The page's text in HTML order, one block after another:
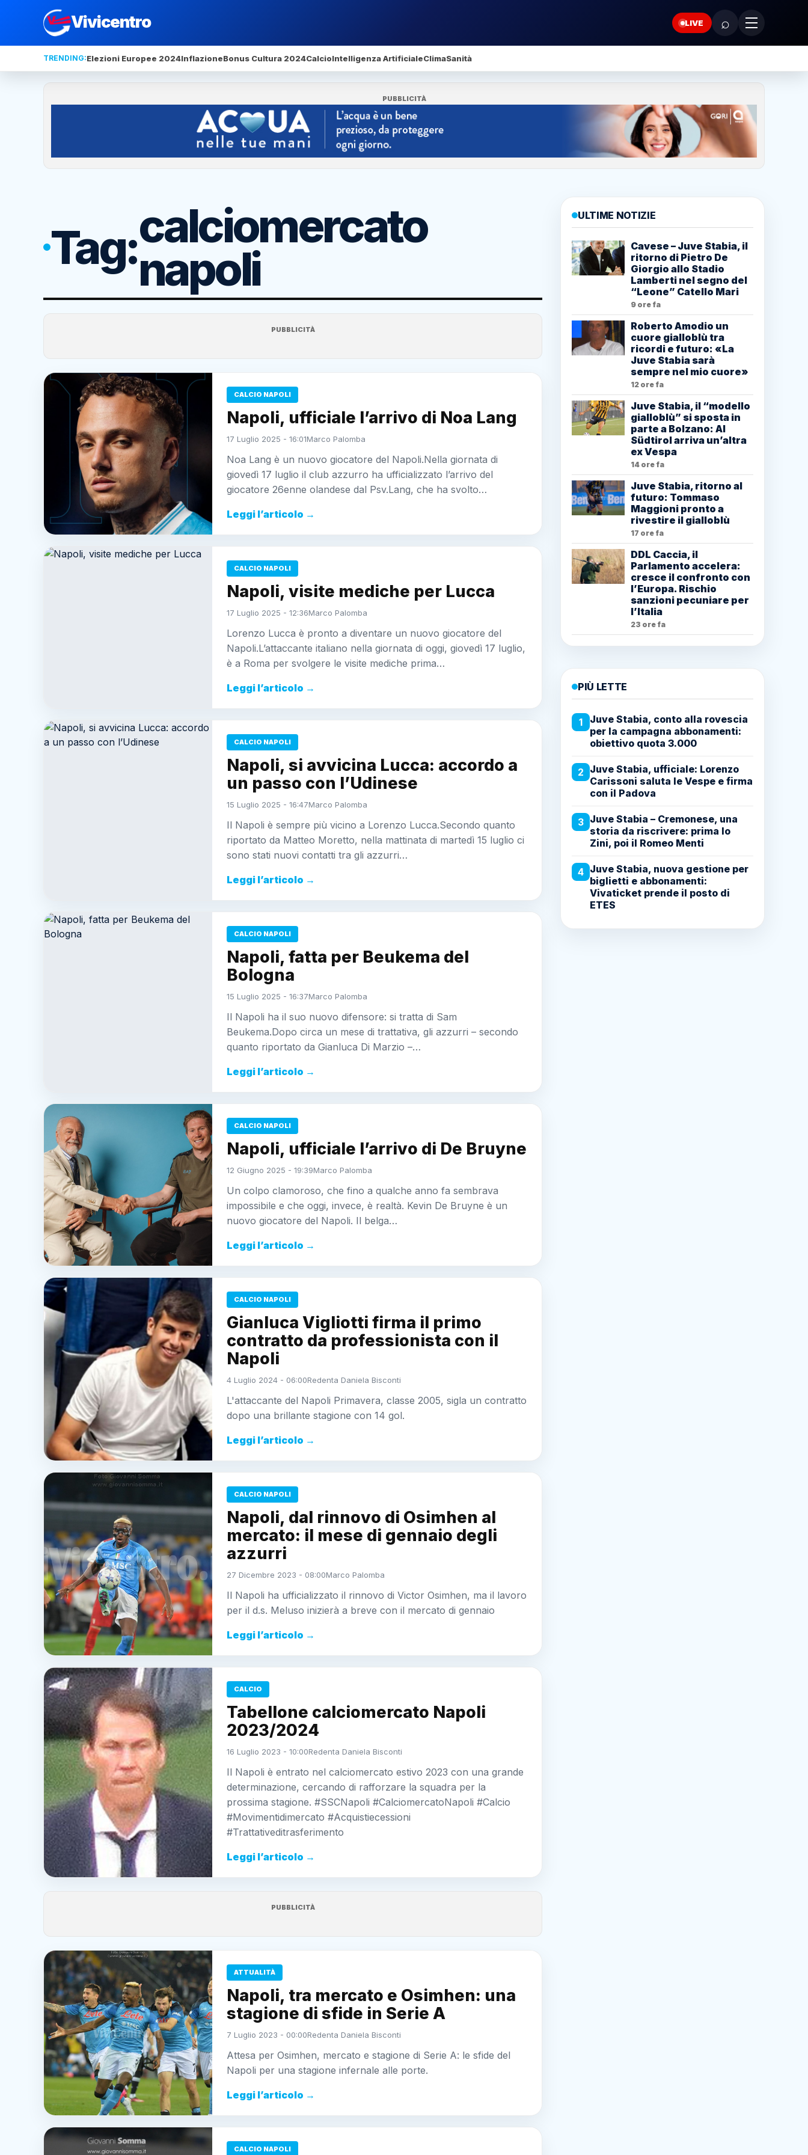
Vivicentro LIVE ⌕
TRENDING:Elezioni Europee 2024InflazioneBonus Cultura 2024CalcioIntelligenza ArtificialeClimaSanità
PUBBLICITÀ
Tag:calciomercato
napoli
PUBBLICITÀ
CALCIO NAPOLI
Napoli, ufficiale l’arrivo di Noa Lang
17 Luglio 2025 - 16:01Marco Palomba
Noa Lang è un nuovo giocatore del Napoli.Nella giornata di
giovedì 17 luglio il club azzurro ha ufficializzato l’arrivo del
giocatore 26enne olandese dal Psv.Lang, che ha svolto…
Leggi l’articolo →
CALCIO NAPOLI
Napoli, visite mediche per Lucca
17 Luglio 2025 - 12:36Marco Palomba
Lorenzo Lucca è pronto a diventare un nuovo giocatore del
Napoli.L’attaccante italiano nella giornata di oggi, giovedì 17 luglio,
è a Roma per svolgere le visite mediche prima…
Leggi l’articolo →
CALCIO NAPOLI
Napoli, si avvicina Lucca: accordo a
un passo con l’Udinese
15 Luglio 2025 - 16:47Marco Palomba
Il Napoli è sempre più vicino a Lorenzo Lucca.Secondo quanto
riportato da Matteo Moretto, nella mattinata di martedì 15 luglio ci
sono stati nuovi contatti tra gli azzurri…
Leggi l’articolo →
CALCIO NAPOLI
Napoli, fatta per Beukema del
Bologna
15 Luglio 2025 - 16:37Marco Palomba
Il Napoli ha il suo nuovo difensore: si tratta di Sam
Beukema.Dopo circa un mese di trattativa, gli azzurri – secondo
quanto riportato da Gianluca Di Marzio –…
Leggi l’articolo →
CALCIO NAPOLI
Napoli, ufficiale l’arrivo di De Bruyne
12 Giugno 2025 - 19:39Marco Palomba
Un colpo clamoroso, che fino a qualche anno fa sembrava
impossibile e che oggi, invece, è realtà. Kevin De Bruyne è un
nuovo giocatore del Napoli. Il belga…
Leggi l’articolo →
CALCIO NAPOLI
Gianluca Vigliotti firma il primo
contratto da professionista con il
Napoli
4 Luglio 2024 - 06:00Redenta Daniela Bisconti
L'attaccante del Napoli Primavera, classe 2005, sigla un contratto
dopo una brillante stagione con 14 gol.
Leggi l’articolo →
CALCIO NAPOLI
Napoli, dal rinnovo di Osimhen al
mercato: il mese di gennaio degli
azzurri
27 Dicembre 2023 - 08:00Marco Palomba
Il Napoli ha ufficializzato il rinnovo di Victor Osimhen, ma il lavoro
per il d.s. Meluso inizierà a breve con il mercato di gennaio
Leggi l’articolo →
CALCIO
Tabellone calciomercato Napoli
2023/2024
16 Luglio 2023 - 10:00Redenta Daniela Bisconti
Il Napoli è entrato nel calciomercato estivo 2023 con una grande
determinazione, cercando di rafforzare la squadra per la
prossima stagione. #SSCNapoli #CalciomercatoNapoli #Calcio
#Movimentidimercato #Acquistiecessioni
#Trattativeditrasferimento
Leggi l’articolo →
PUBBLICITÀ
ATTUALITÀ
Napoli, tra mercato e Osimhen: una
stagione di sfide in Serie A
7 Luglio 2023 - 00:00Redenta Daniela Bisconti
Attesa per Osimhen, mercato e stagione di Serie A: le sfide del
Napoli per una stagione infernale alle porte.
Leggi l’articolo →
CALCIO NAPOLI
ULTIME NOTIZIE
Cavese – Juve Stabia, il
ritorno di Pietro De
Giorgio allo Stadio
Lamberti nel segno del
“Leone” Catello Mari
9 ore fa
Roberto Amodio un
cuore gialloblù tra
ricordi e futuro: «La
Juve Stabia sarà
sempre nel mio cuore»
12 ore fa
Juve Stabia, il “modello
gialloblù” si sposta in
parte a Bolzano: Al
Südtirol arriva un’altra
ex Vespa
14 ore fa
Juve Stabia, ritorno al
futuro: Tommaso
Maggioni pronto a
rivestire il gialloblù
17 ore fa
DDL Caccia, il
Parlamento accelera:
cresce il confronto con
l’Europa. Rischio
sanzioni pecuniare per
l’Italia
23 ore fa
PIÙ LETTE
1
Juve Stabia, conto alla rovescia
per la campagna abbonamenti:
obiettivo quota 3.000
2 Juve Stabia, ufficiale: Lorenzo
Carissoni saluta le Vespe e firma
con il Padova
3 Juve Stabia – Cremonese, una
storia da riscrivere: prima lo
Zini, poi il Romeo Menti
4 Juve Stabia, nuova gestione per
biglietti e abbonamenti:
Vivaticket prende il posto di
ETES